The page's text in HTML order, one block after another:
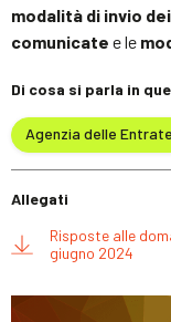
modalità di invio
comunicate e le
Di cosa si parla in
Agenzia delle Entrate
Allegati
Risposte alle
giugno 2024